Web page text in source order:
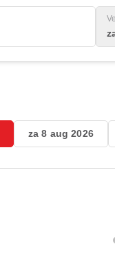
za 8 aug 2026